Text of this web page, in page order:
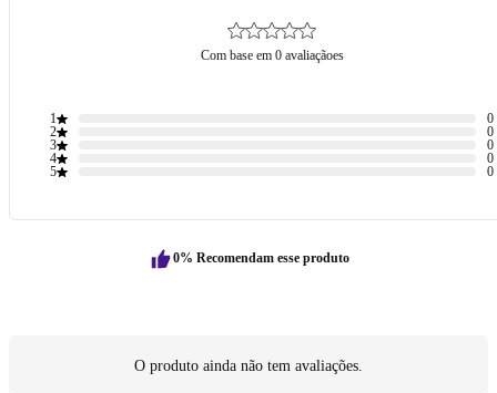
Com base em 0 avaliaçãoes
1
0
2
0
3
0
4
0
5
0
0% Recomendam esse produto
O produto ainda não tem avaliações.